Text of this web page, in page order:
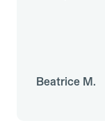
Beatrice M.